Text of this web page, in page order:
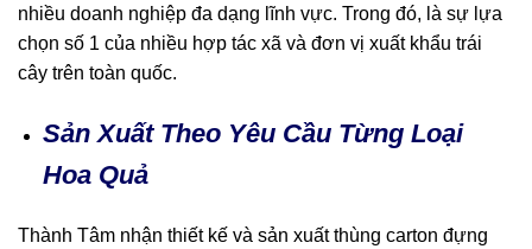
nhiều doanh nghiệp đa dạng lĩnh vực. Trong đó, là sự lựa
chọn số 1 của nhiều hợp tác xã và đơn vị xuất khẩu trái
cây trên toàn quốc.
Sản Xuất Theo Yêu Cầu Từng Loại
Hoa Quả
Thành Tâm nhận thiết kế và sản xuất thùng carton đựng